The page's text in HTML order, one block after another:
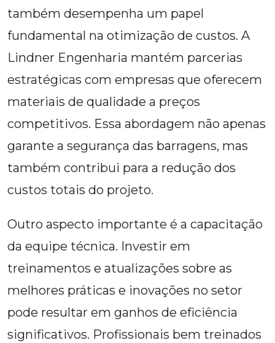
também desempenha um papel
fundamental na otimização de custos. A
Lindner Engenharia mantém parcerias
estratégicas com empresas que oferecem
materiais de qualidade a preços
competitivos. Essa abordagem não apenas
garante a segurança das barragens, mas
também contribui para a redução dos
custos totais do projeto.
Outro aspecto importante é a capacitação
da equipe técnica. Investir em
treinamentos e atualizações sobre as
melhores práticas e inovações no setor
pode resultar em ganhos de eficiência
significativos. Profissionais bem treinados